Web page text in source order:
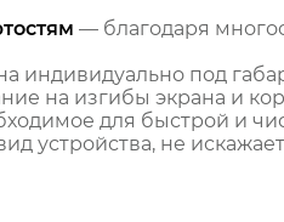
— благодаря
индивидуально под
на изгибы экрана и
для быстрой и
устройства, не